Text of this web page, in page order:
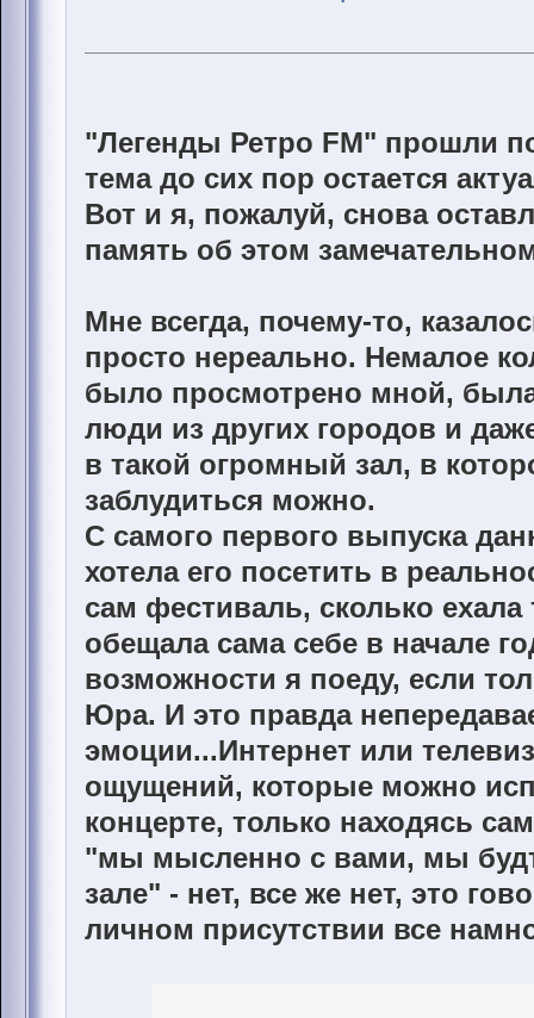
"Легенды Ретро FM" прошли
тема до сих пор остается
Вот и я, пожалуй, снова
память об этом
Мне всегда, почему-то,
просто нереально. Немалое
было просмотрено мной,
люди из других городов и
в такой огромный зал, в
заблудиться можно.
С самого первого выпуска
хотела его посетить в
сам фестиваль, сколько
обещала сама себе в начале
возможности я поеду, если
Юра. И это правда
эмоции...Интернет или
ощущений, которые можно
концерте, только находясь
"мы мысленно с вами, мы
зале" - нет, все же нет, это
личном присутствии все